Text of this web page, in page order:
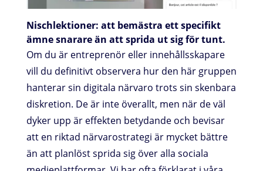
Nischlektioner: att bemästra ett specifikt
ämne snarare än att sprida ut sig för tunt.
Om du är entreprenör eller innehållsskapare
vill du definitivt observera hur den här gruppen
hanterar sin digitala närvaro trots sin skenbara
diskretion. De är inte överallt, men när de väl
dyker upp är effekten betydande och bevisar
att en riktad närvarostrategi är mycket bättre
än att planlöst sprida sig över alla sociala